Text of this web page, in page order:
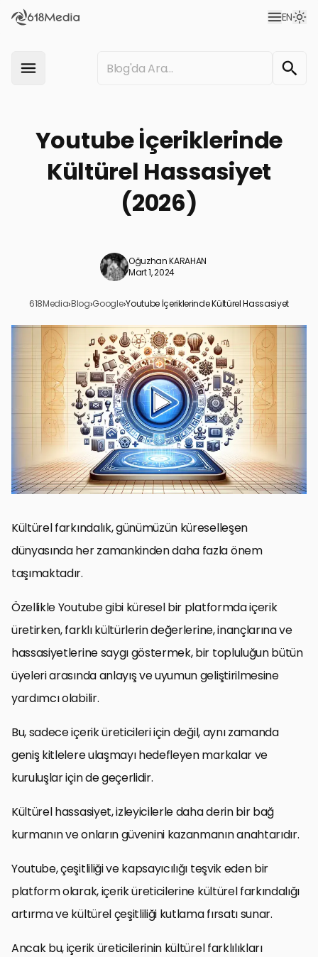
EN
Youtube İçeriklerinde
Kültürel Hassasiyet
(2026)
Oğuzhan KARAHAN
Mart 1, 2024
618Media›Blog›Google›Youtube İçeriklerinde Kültürel Hassasiyet
Kültürel Hassasiyetin Önemi
Kültürel Hassasiyetin İçerik Üretimine Etkisi
Youtube İçeriklerinde Kültürel Çeşitliliğin Temsili
Kültürel Stereotiplerle Mücadele
Global İzleyici Kitlesi İçin İçerik Üretimi
Dijital Kültürde Kültürel Yansımalar
Kültürel Farkındalığın Geleceği ve Teknoloji
Sonuç: Kültürel Farkındalık ve Youtube’un Gücü
SSS: Youtube İçeriklerinde Kültürel Hassasiyet
Kültürel farkındalık, günümüzün küreselleşen
dünyasında her zamankinden daha fazla önem
taşımaktadır.
Özellikle Youtube gibi küresel bir platformda içerik
üretirken, farklı kültürlerin değerlerine, inançlarına ve
hassasiyetlerine saygı göstermek, bir topluluğun bütün
üyeleri arasında anlayış ve uyumun geliştirilmesine
yardımcı olabilir.
Bu, sadece içerik üreticileri için değil, aynı zamanda
geniş kitlelere ulaşmayı hedefleyen markalar ve
kuruluşlar için de geçerlidir.
Kültürel hassasiyet, izleyicilerle daha derin bir bağ
kurmanın ve onların güvenini kazanmanın anahtarıdır.
Youtube, çeşitliliği ve kapsayıcılığı teşvik eden bir
platform olarak, içerik üreticilerine kültürel farkındalığı
artırma ve kültürel çeşitliliği kutlama fırsatı sunar.
Ancak bu, içerik üreticilerinin kültürel farklılıkları